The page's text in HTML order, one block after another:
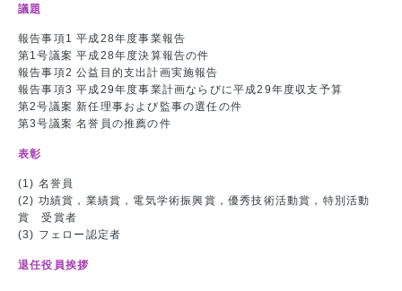
議題
報告事項1 平成28年度事業報告
第1号議案 平成28年度決算報告の件
報告事項2 公益目的支出計画実施報告
報告事項3 平成29年度事業計画ならびに平成29年度収支予算
第2号議案 新任理事および監事の選任の件
第3号議案 名誉員の推薦の件
表彰
(1) 名誉員
(2) 功績賞，業績賞，電気学術振興賞，優秀技術活動賞，特別活動
賞 受賞者
(3) フェロー認定者
退任役員挨拶